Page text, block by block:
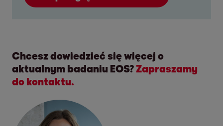
Chcesz dowiedzieć się więcej o
aktualnym badaniu EOS?Zapraszamy
do kontaktu.